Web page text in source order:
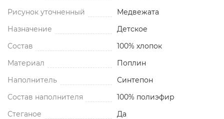
Рисунок уточненный
Медвежата
Назначение
Детское
Состав
100% хлопок
Материал
Поплин
Наполнитель
Синтепон
Состав наполнителя
100% полиэфир
Стеганое
Да